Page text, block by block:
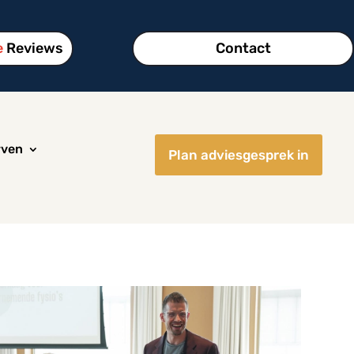
Reviews Contact
Plan adviesgesprek in